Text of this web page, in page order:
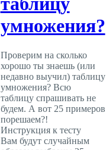
умножения?
Проверим на сколько
хорошо ты знаешь (или
недавно выучил) таблицу
умножения? Всю
таблицу спрашивать не
будем. А вот 25 примеров
порешаем?!
Инструкция к тесту
Вам будут случайным